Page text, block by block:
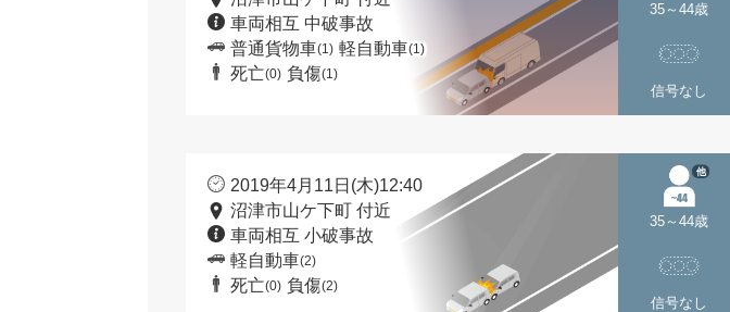
車両相互 中破事故
普通貨物車(1) 軽自動車(1)
死亡(0) 負傷(1)
35～44歳
信号なし
2019年4月11日(木)12:40
沼津市山ケ下町 付近
車両相互 小破事故
軽自動車(2)
死亡(0) 負傷(2)
35～44歳
他
信号なし